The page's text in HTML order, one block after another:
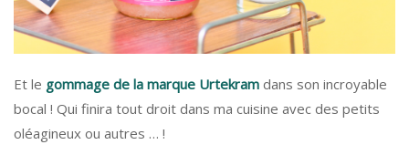
Et le gommage de la marque Urtekram dans son incroyable
bocal ! Qui finira tout droit dans ma cuisine avec des petits
oléagineux ou autres … !